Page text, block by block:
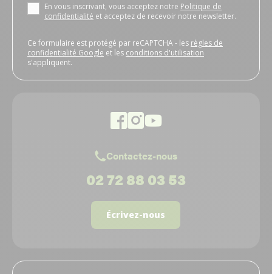
En vous inscrivant, vous acceptez notre Politique de
confidentialité et acceptez de recevoir notre newsletter.
Ce formulaire est protégé par reCAPTCHA - les règles de
confidentialité Google et les conditions d'utilisation
s'appliquent.
Contactez-nous
02 72 88 03 53
Écrivez-nous